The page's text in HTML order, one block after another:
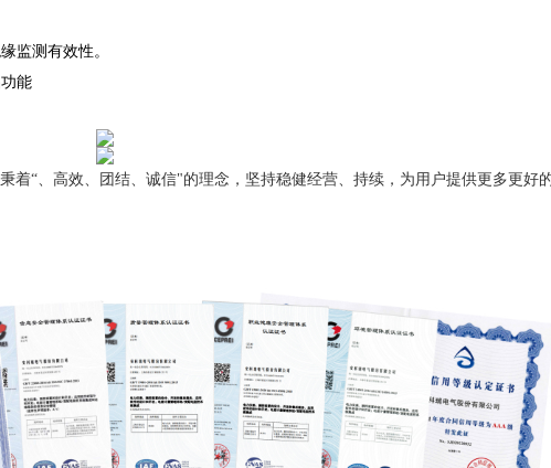
监测有效性。
能
着“、高效、团结、诚信"的理念，坚持稳健经营、持续，为用户提供更多更好